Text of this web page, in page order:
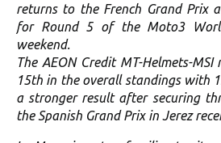
returns to the French Grand Prix
for Round 5 of the Moto3
weekend.
The AEON Credit MT-Helmets-
15th in the overall standings with
a stronger result after securing
the Spanish Grand Prix in Jerez